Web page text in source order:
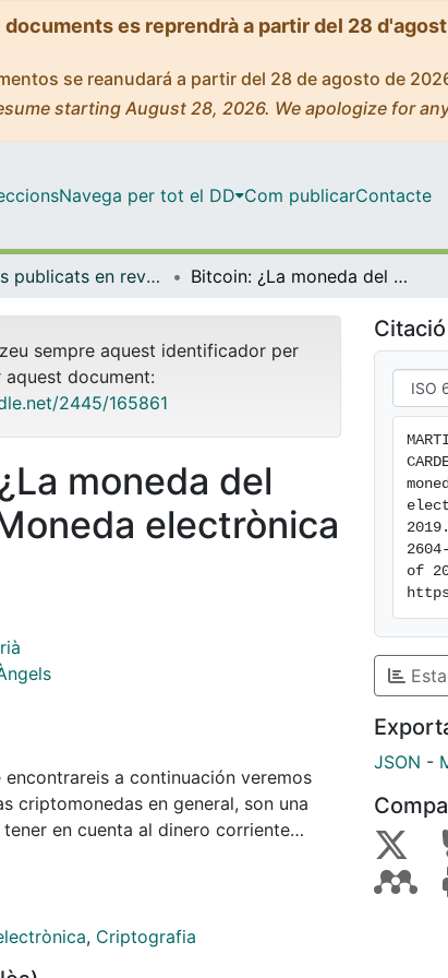
es reprendrà a partir del 28
se reanudará a partir del 28 de agosto de
starting August 28, 2026. We apologize for
Navega per tot el DD Com publicarContacte
Articles publicats en revistes (Matemàtica Econòmica, Financera i Actuarial) Bitcoin: ¿La moneda del futuro? Moneda electrònica Bitcoin
sempre aquest identificador per
document:
2445/165861
moneda del
electrònica
a continuación veremos
criptomonedas en general, son una
en cuenta al dinero corriente
sistema aún está en un proceso
además de presentar una serie de
dinero corriente que lo posicionan
, Criptografia
Citació
of
JSON -